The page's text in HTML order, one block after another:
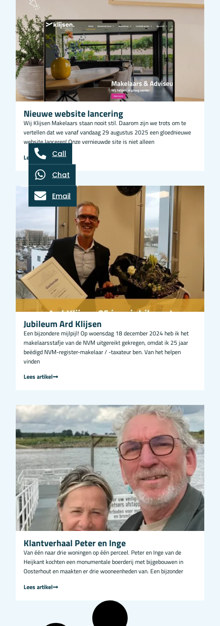
Nieuwe website lancering
Wij Klijsen Makelaars staan nooit stil. Daarom zijn we trots om te
vertellen dat we vanaf vandaag 29 augustus 2025 een gloednieuwe
website lanceren! Onze vernieuwde site is niet alleen
Lees artikel
Jubileum Ard Klijsen
Een bijzondere mijlpijl! Op woensdag 18 december 2024 heb ik het
makelaarsstafje van de NVM uitgereikt gekregen, omdat ik 25 jaar
beëdigd NVM-register-makelaar / -taxateur ben. Van het helpen
vinden
Lees artikel
Klantverhaal Peter en Inge
Van één naar drie woningen op één perceel. Peter en Inge van de
Heijkant kochten een monumentale boerderij met bijgebouwen in
Oosterhout en maakten er drie wooneenheden van. Een bijzonder
Lees artikel
Call
Chat
Email